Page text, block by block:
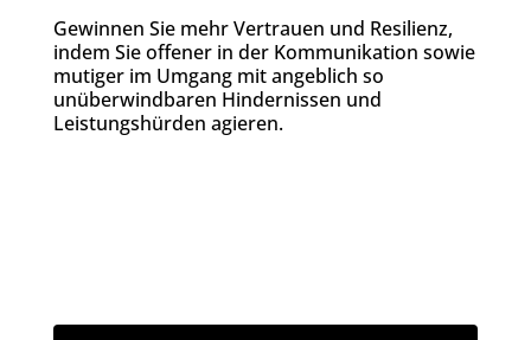
Gewinnen Sie mehr Vertrauen und Resilienz,
indem Sie offener in der Kommunikation sowie
mutiger im Umgang mit angeblich so
unüberwindbaren Hindernissen und
Leistungshürden agieren.